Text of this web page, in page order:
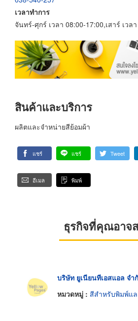
เวลาทำการ
จันทร์-ศุกร์ เวลา 08:00-17:00,เสาร์ เวล
สินค้าและบริการ
ผลิตและจำหน่ายสีย้อมผ้า
แชร์ แชร์ Tweet
อีเมล พิมพ์
ธุรกิจที่คุณอาจ
บริษัท ยูเนียนทีเอสแอล จำ
หมวดหมู่ : สีสำหรับพิมพ์แ